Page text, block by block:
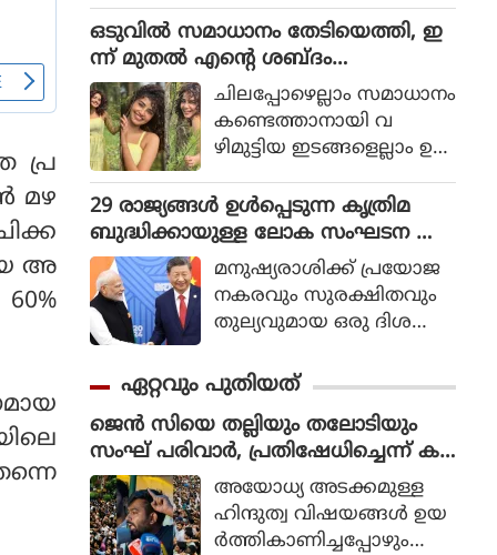
പ്ര
മഴ
അ
ഖ്വി പാകിസ്ഥാന്റെ
കോക്രോച്ചുകള്‍ ഒ
ന്നിച്ചാല്‍ രാജ്യത്തെ മ
റിച്ചിടാന്‍ കഴിയുമെന്ന് പറ
ഞ്ഞു.
ഒടുവില്‍ സമാധാനം തേടിയെത്തി, ഇ
ന്ന് മുതല്‍ എന്റെ ശബ്ദം
തിരെഞ്ഞെടുക്കുന്നു, പോസ്റ്റുമായി
അനുപമ പരമേശ്വരന്‍, ഒരു ബ്രെയ്ക്ക
പ്പ് മണക്കുന്നുവെന്ന് സോഷ്യല്‍
മീഡിയ
ചിലപ്പോഴെല്ലാം സമാധാനം
കണ്ടെത്താനായി വ
ഴിമുട്ടിയ ഇടങ്ങളെല്ലാം ഉ
രും.
29 രാജ്യങ്ങള്‍ ഉള്‍പ്പെടുന്ന കൃത്രിമ
ബുദ്ധിക്കായുള്ള ലോക സംഘടന ആ
രംഭിച്ച് ചൈന; ഇന്ത്യ ഇല്ലമനുഷ്യരാശിക്ക് പ്രയോജ
നകരവും സുരക്ഷിതവും
തുല്യവുമായ ഒരു ദിശ
വികസിക്കുന്നുവെന്ന് ഉറ
പ്പാക്കുക എന്ന പ്രഖ്യാപിത
ലക്ഷ്യത്തോടെയാണ് ഇ
തിന്റെ ആരംഭം. ചടങ്ങില്‍
യുഎന്‍ സെക്രട്ടറി ജനറല്‍
അന്റോണിയോ ഗുട്ടെറസ്
പങ്കെടുത്തു.
ഏറ്റവും പുതിയത്
ജെൻ സിയെ തല്ലിയും തലോടിയും
സംഘ് പരിവാർ, പ്രതിഷേധിച്ചെന്ന് ക
രുതി വിദ്യാർഥികൾ രാജ്യദ്രോഹികൾ
അല്ലെന്ന് ആർഎസ്എസ്
അയോധ്യ അടക്കമുള്ള
ഹിന്ദുത്വ വിഷയങ്ങള്‍ ഉയ
ര്‍ത്തികാണിച്ചപ്പോഴും